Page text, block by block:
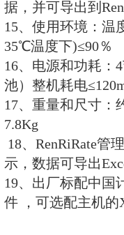
技术规格：
1、测量类型
2、探测器：
3、中子测量
剂量率：
累积剂量
4、X、γ测量
剂量率：